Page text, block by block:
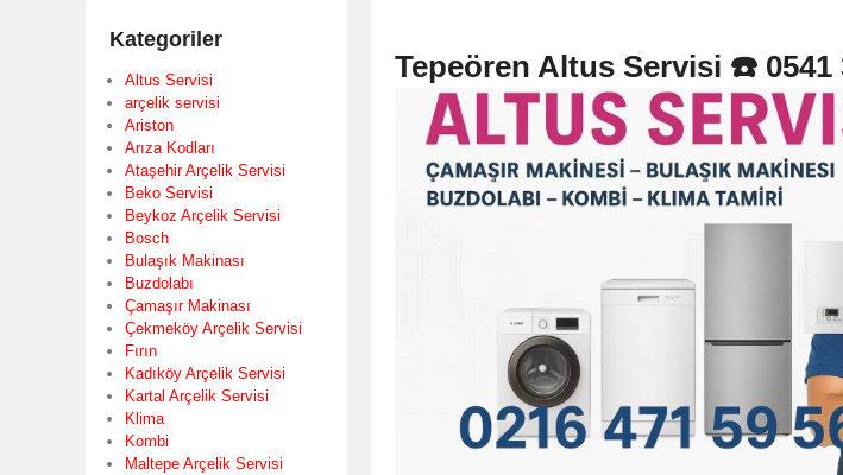
Tepeören Altus Servisi ☎️ 0541
Kategoriler
Altus Servisi
arçelik servisi
Ariston
Arıza Kodları
Ataşehir Arçelik Servisi
Beko Servisi
Beykoz Arçelik Servisi
Bosch
Bulaşık Makinası
Buzdolabı
Çamaşır Makinası
Çekmeköy Arçelik Servisi
Fırın
Kadıköy Arçelik Servisi
Kartal Arçelik Servisi
Klima
Kombi
Maltepe Arçelik Servisi